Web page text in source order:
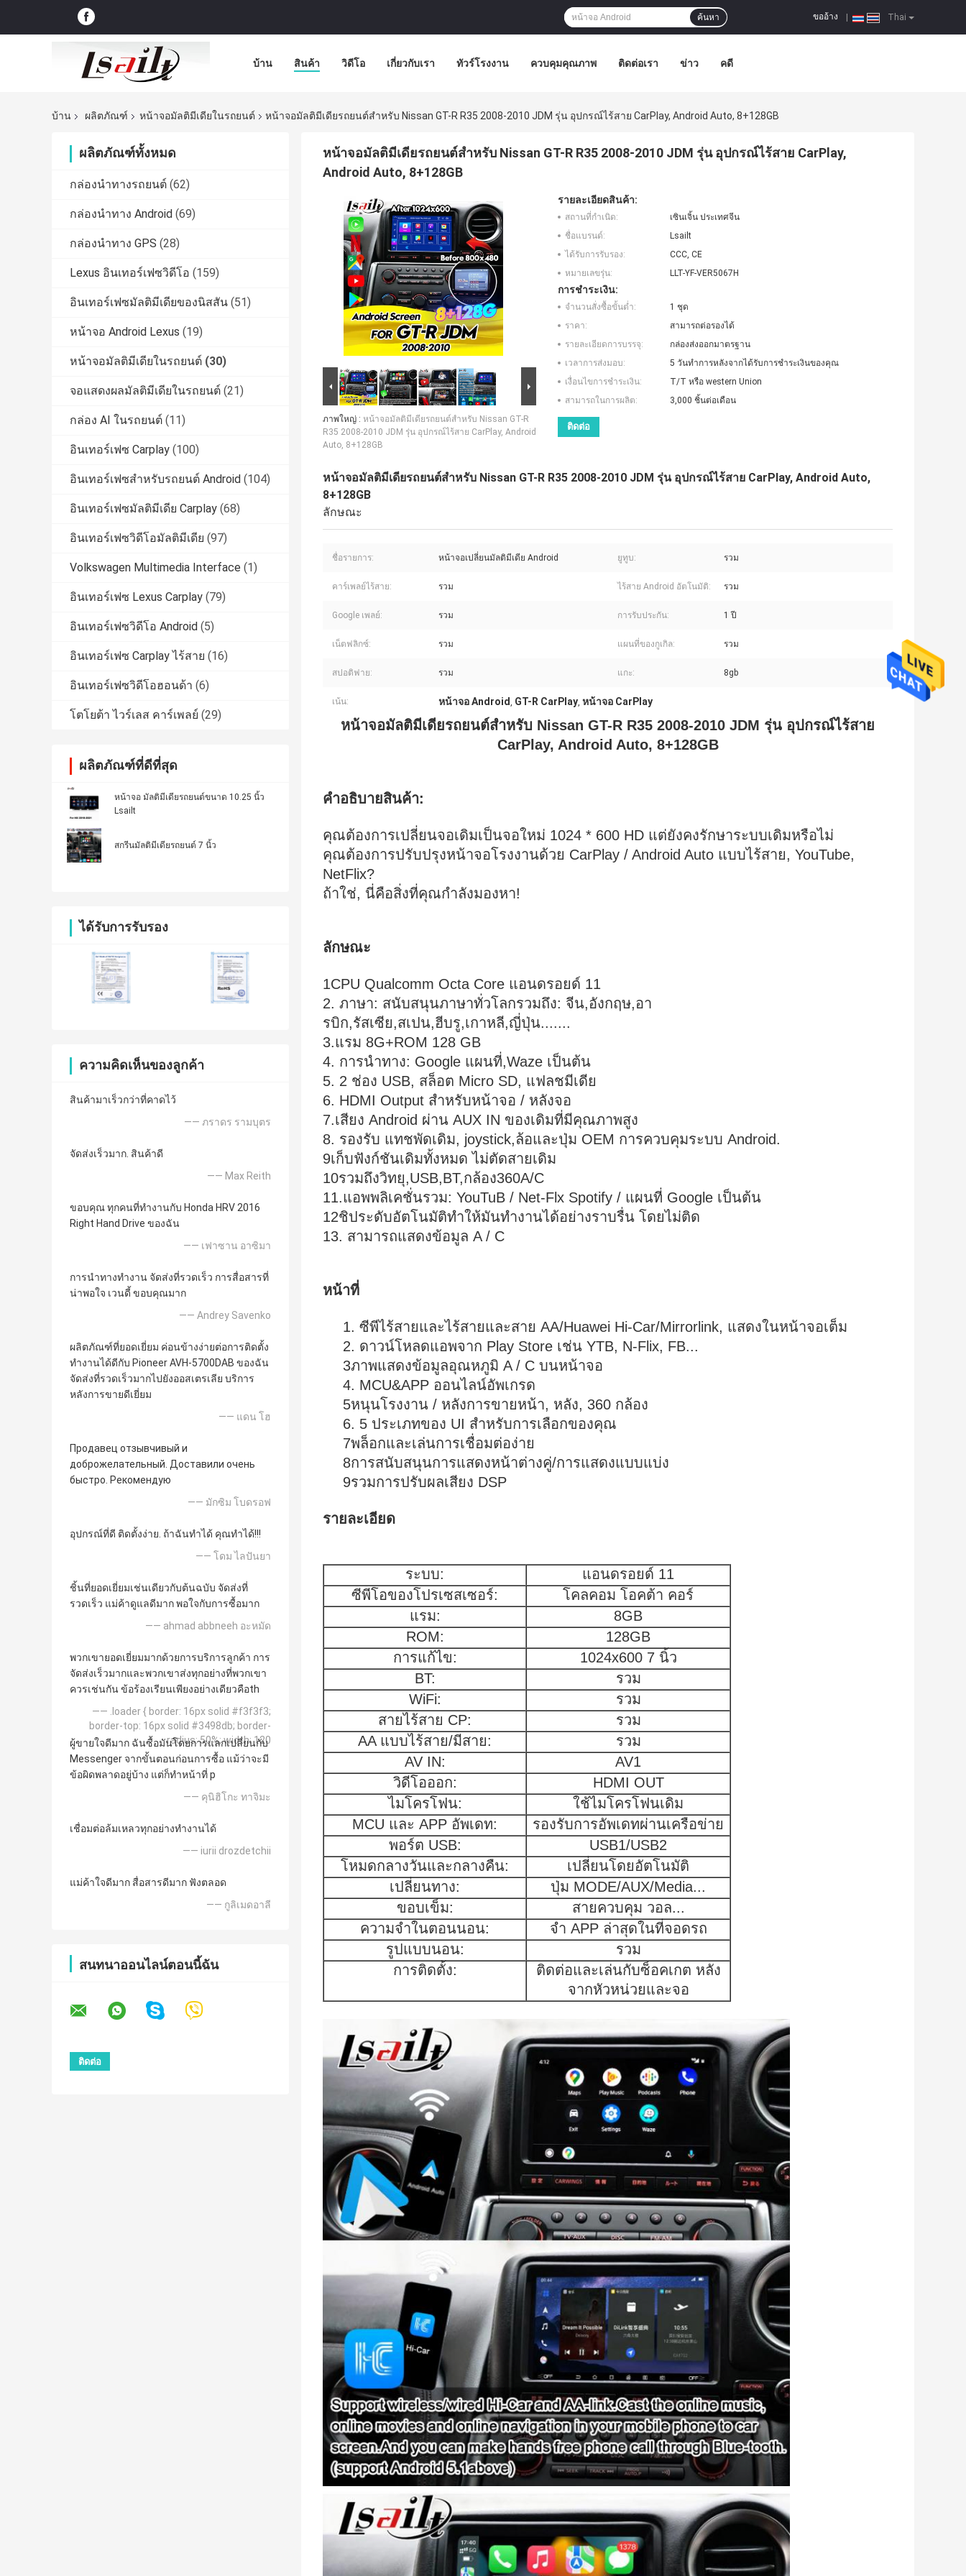
Thai
ขออ้าง
ค้นหา
บ้าน สินค้า วิดีโอ เกี่ยวกับเรา ทัวร์โรงงาน ควบคุมคุณภาพ ติดต่อเรา ข่าว คดี
บ้าน ผลิตภัณฑ์ หน้าจอมัลติมีเดียในรถยนต์ หน้าจอมัลติมีเดียรถยนต์สําหรับ Nissan GT-R R35 2008-2010 JDM รุ่น อุปกรณ์ไร้สาย CarPlay, Android Auto, 8+128GB
ผลิตภัณฑ์ทั้งหมด
กล่องนำทางรถยนต์ (62)
กล่องนำทาง Android (69)
กล่องนำทาง GPS (28)
Lexus อินเทอร์เฟซวิดีโอ (159)
อินเทอร์เฟซมัลติมีเดียของนิสสัน (51)
หน้าจอ Android Lexus (19)
หน้าจอมัลติมีเดียในรถยนต์ (30)
จอแสดงผลมัลติมีเดียในรถยนต์ (21)
กล่อง AI ในรถยนต์ (11)
อินเทอร์เฟซ Carplay (100)
อินเทอร์เฟซสำหรับรถยนต์ Android (104)
อินเทอร์เฟซมัลติมีเดีย Carplay (68)
อินเทอร์เฟซวิดีโอมัลติมีเดีย (97)
Volkswagen Multimedia Interface (1)
อินเทอร์เฟซ Lexus Carplay (79)
อินเทอร์เฟซวิดีโอ Android (5)
อินเทอร์เฟซ Carplay ไร้สาย (16)
อินเทอร์เฟซวิดีโอฮอนด้า (6)
โตโยต้า ไวร์เลส คาร์เพลย์ (29)
ผลิตภัณฑ์ที่ดีที่สุด
หน้าจอ มัลติมีเดียรถยนต์ขนาด 10.25 นิ้ว
Lsailt
สกรีนมัลติมีเดียรถยนต์ 7 นิ้ว
ได้รับการรับรอง
ความคิดเห็นของลูกค้า
สินค้ามาเร็วกว่าที่คาดไว้
—— ภราดร รามบุตร
จัดส่งเร็วมาก. สินค้าดี
—— Max Reith
ขอบคุณ ทุกคนที่ทำงานกับ Honda HRV 2016
Right Hand Drive ของฉัน
—— เฟาซาน อาซิมา
การนำทางทำงาน จัดส่งที่รวดเร็ว การสื่อสารที่
น่าพอใจ เวนดี้ ขอบคุณมาก
—— Andrey Savenko
ผลิตภัณฑ์ที่ยอดเยี่ยม ค่อนข้างง่ายต่อการติดตั้ง
ทำงานได้ดีกับ Pioneer AVH-5700DAB ของฉัน
จัดส่งที่รวดเร็วมากไปยังออสเตรเลีย บริการ
หลังการขายดีเยี่ยม
—— แดน โฮ
Продавец отзывчивый и
доброжелательный. Доставили очень
быстро. Рекомендую
—— มักซิม โบดรอฟ
อุปกรณ์ที่ดี ติดตั้งง่าย. ถ้าฉันทำได้ คุณทำได้!!!
—— โดม ไลปันยา
ชิ้นที่ยอดเยี่ยมเช่นเดียวกับต้นฉบับ จัดส่งที่
รวดเร็ว แม่ค้าดูแลดีมาก พอใจกับการซื้อมาก
—— ahmad abbneeh อะหมัด
พวกเขายอดเยี่ยมมากด้วยการบริการลูกค้า การ
จัดส่งเร็วมากและพวกเขาส่งทุกอย่างที่พวกเขา
ควรเช่นกัน ข้อร้องเรียนเพียงอย่างเดียวคือth
—— .loader { border: 16px solid #f3f3f3;
border-top: 16px solid #3498db; border-
radius: 50%; width: 120
ผู้ขายใจดีมาก ฉันซื้อมันโดยการแลกเปลี่ยนกับ
Messenger จากขั้นตอนก่อนการซื้อ แม้ว่าจะมี
ข้อผิดพลาดอยู่บ้าง แต่ก็ทำหน้าที่ p
—— คุนิฮิโกะ ทาจิมะ
เชื่อมต่อล้มเหลวทุกอย่างทำงานได้
—— iurii drozdetchii
แม่ค้าใจดีมาก สื่อสารดีมาก ฟังตลอด
—— กูลิเมดอาลี
สนทนาออนไลน์ตอนนี้ฉัน
หน้าจอมัลติมีเดียรถยนต์สําหรับ Nissan GT-R R35 2008-2010 JDM รุ่น อุปกรณ์ไร้สาย CarPlay,
Android Auto, 8+128GB
ภาพใหญ่ : หน้าจอมัลติมีเดียรถยนต์สําหรับ Nissan GT-R
R35 2008-2010 JDM รุ่น อุปกรณ์ไร้สาย CarPlay, Android
Auto, 8+128GB
รายละเอียดสินค้า:
สถานที่กำเนิด:
เซินเจิ้น ประเทศจีน
ชื่อแบรนด์:
Lsailt
ได้รับการรับรอง:
CCC, CE
หมายเลขรุ่น:
LLT-YF-VER5067H
การชำระเงิน:
จำนวนสั่งซื้อขั้นต่ำ:
1 ชุด
ราคา:
สามารถต่อรองได้
รายละเอียดการบรรจุ:
กล่องส่งออกมาตรฐาน
เวลาการส่งมอบ:
5 วันทำการหลังจากได้รับการชำระเงินของคุณ
เงื่อนไขการชำระเงิน:
T/T หรือ western Union
สามารถในการผลิต:
3,000 ชิ้นต่อเดือน
ติดต่อ
หน้าจอมัลติมีเดียรถยนต์สําหรับ Nissan GT-R R35 2008-2010 JDM รุ่น อุปกรณ์ไร้สาย CarPlay, Android Auto,
8+128GB
ลักษณะ
ชื่อรายการ: หน้าจอเปลี่ยนมัลติมีเดีย Android ยูทูบ: รวม
คาร์เพลย์ไร้สาย: รวม ไร้สาย Android อัตโนมัติ: รวม
Google เพลย์: รวม การรับประกัน: 1 ปี
เน็ตฟลิกซ์: รวม แผนที่ของกูเกิล: รวม
สปอติฟาย: รวม แกะ: 8gb
เน้น: หน้าจอ Android, GT-R CarPlay, หน้าจอ CarPlay
หน้าจอมัลติมีเดียรถยนต์สําหรับ Nissan GT-R R35 2008-2010 JDM รุ่น อุปกรณ์ไร้สาย
CarPlay, Android Auto, 8+128GB
คําอธิบายสินค้า:
คุณต้องการเปลี่ยนจอเดิมเป็นจอใหม่ 1024 * 600 HD แต่ยังคงรักษาระบบเดิมหรือไม่
คุณต้องการปรับปรุงหน้าจอโรงงานด้วย CarPlay / Android Auto แบบไร้สาย, YouTube,
NetFlix?
ถ้าใช่, นี่คือสิ่งที่คุณกําลังมองหา!
ลักษณะ
1CPU Qualcomm Octa Core แอนดรอยด์ 11
2. ภาษา: สนับสนุนภาษาทั่วโลกรวมถึง: จีน,อังกฤษ,อา
รบิก,รัสเซีย,สเปน,ฮีบรู,เกาหลี,ญี่ปุ่น.......
3.แรม 8G+ROM 128 GB
4. การนําทาง: Google แผนที่,Waze เป็นต้น
5. 2 ช่อง USB, สล็อต Micro SD, แฟลชมีเดีย
6. HDMI Output สําหรับหน้าจอ / หลังจอ
7.เสียง Android ผ่าน AUX IN ของเดิมที่มีคุณภาพสูง
8. รองรับ แทชพัดเดิม, joystick,ล้อและปุ่ม OEM การควบคุมระบบ Android.
9เก็บฟังก์ชันเดิมทั้งหมด ไม่ตัดสายเดิม
10รวมถึงวิทยุ,USB,BT,กล้อง360A/C
11.แอพพลิเคชั่นรวม: YouTuB / Net-Flx Spotify / แผนที่ Google เป็นต้น
12ชิประดับอัตโนมัติทําให้มันทํางานได้อย่างราบรื่น โดยไม่ติด
13. สามารถแสดงข้อมูล A / C
หน้าที่
1. ซีพีไร้สายและไร้สายและสาย AA/Huawei Hi-Car/Mirrorlink, แสดงในหน้าจอเต็ม
2. ดาวน์โหลดแอพจาก Play Store เช่น YTB, N-Flix, FB...
3ภาพแสดงข้อมูลอุณหภูมิ A / C บนหน้าจอ
4. MCU&APP ออนไลน์อัพเกรด
5หนุนโรงงาน / หลังการขายหน้า, หลัง, 360 กล้อง
6. 5 ประเภทของ UI สําหรับการเลือกของคุณ
7พล็อกและเล่นการเชื่อมต่อง่าย
8การสนับสนุนการแสดงหน้าต่างคู่/การแสดงแบบแบ่ง
9รวมการปรับผลเสียง DSP
รายละเอียด
ระบบ:
แอนดรอยด์ 11
ซีพีโอของโปรเซสเซอร์:
โคลคอม โอคต้า คอร์
แรม:
8GB
ROM:
128GB
การแก้ไข:
1024x600 7 นิ้ว
BT:
รวม
WiFi:
รวม
สายไร้สาย CP:
รวม
AA แบบไร้สาย/มีสาย:
รวม
AV IN:
AV1
วิดีโอออก:
HDMI OUT
ไมโครโฟน:
ใช้ไมโครโฟนเดิม
MCU และ APP อัพเดท:
รองรับการอัพเดทผ่านเครือข่าย
พอร์ต USB:
USB1/USB2
โหมดกลางวันและกลางคืน:
เปลี่ยนโดยอัตโนมัติ
เปลี่ยนทาง:
ปุ่ม MODE/AUX/Media...
ขอบเข็ม:
สายควบคุม วอล...
ความจําในตอนนอน:
จํา APP ล่าสุดในที่จอดรถ
รูปแบบนอน:
รวม
การติดตั้ง:
ติดต่อและเล่นกับซ็อคเกต หลัง
จากหัวหน่วยและจอ